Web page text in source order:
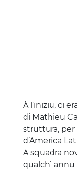
À l’iniziu, ci
di Mathieu
struttura, per
d’America
A squadra
qualchì annu